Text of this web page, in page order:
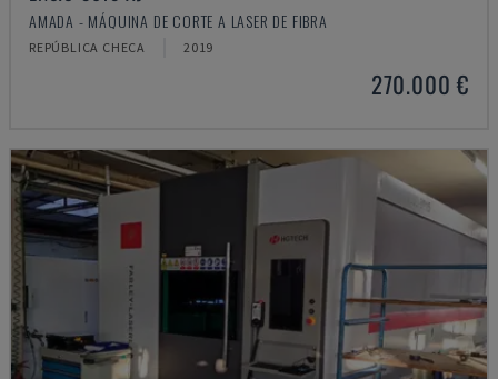
AMADA - MÁQUINA DE CORTE A LASER DE FIBRA
REPÚBLICA CHECA 2019
270.000 €